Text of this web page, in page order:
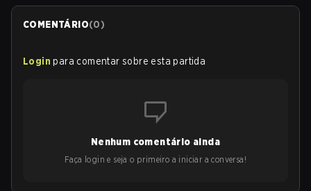
COMENTÁRIO(0)
Login para comentar sobre esta partida
Nenhum comentário ainda
Faça login e seja o primeiro a iniciar a conversa!